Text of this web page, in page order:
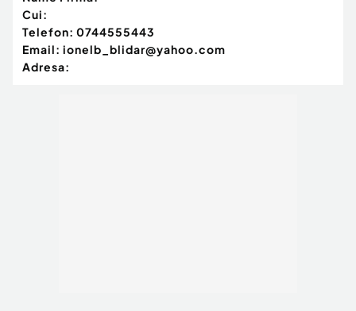
Cui:
Telefon: 0744555443
Email: ionelb_blidar@yahoo.com
Adresa: